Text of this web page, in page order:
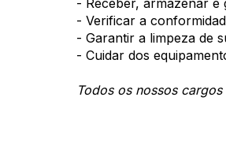
- Receber, armazenar e
- Verificar a
- Garantir a limpeza de
- Cuidar dos
Todos os nossos